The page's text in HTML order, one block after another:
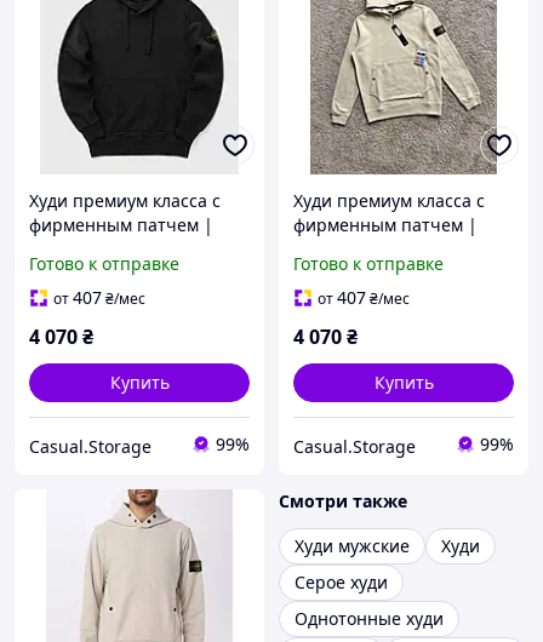
Худи премиум класса с
фирменным патчем |
Готово к отправке
от407₴/мес
4 070₴
Купить
Casual.Storage 99%
Худи премиум класса с
фирменным патчем |
Готово к отправке
от407₴/мес
4 070₴
Купить
Casual.Storage 99%
Смотри также
Худи мужские
Худи
Серое худи
Однотонные худи